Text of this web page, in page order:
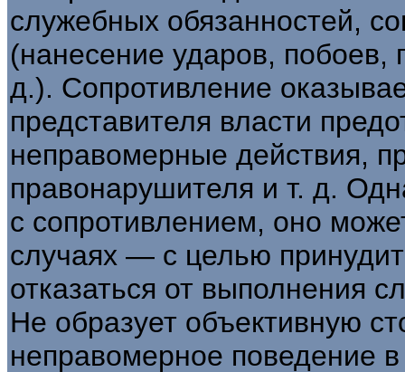
служебных обязанностей,
(нанесение ударов, побоев,
д.). Сопротивление
представителя власти
неправомерные действия,
правонарушителя и т. д.
с сопротивлением, оно
случаях — с целью
отказаться от выполнения
Не образует объективную
неправомерное поведение